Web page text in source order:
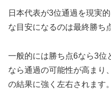
日本代表が3位通過を現実
な目安になるのは最終勝ち
一般的には勝ち点6なら3位
なら通過の可能性が高まり
の結果に強く左右されます。